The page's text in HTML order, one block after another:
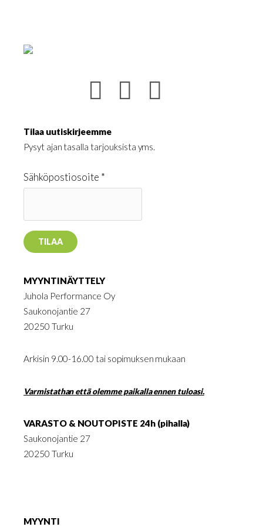
Tilaa uutiskirjeemme
Pysyt ajan tasalla tarjouksista yms.
Sähköpostiosoite *
MYYNTINÄYTTELY
Juhola Performance Oy
Saukonojantie 27
20250 Turku
Arkisin 9.00-16.00 tai sopimuksen mukaan
Varmistathan että olemme paikalla ennen tuloasi.
VARASTO & NOUTOPISTE 24h (pihalla)
Saukonojantie 27
20250 Turku
MYYNTI